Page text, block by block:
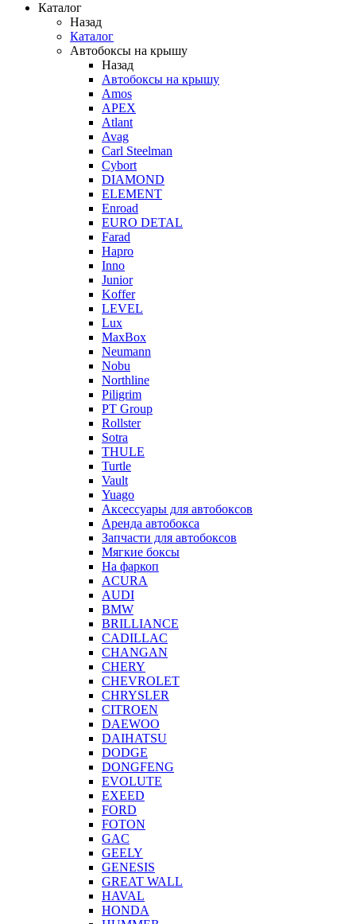
Каталог
Назад
Каталог
Автобоксы на крышу
Назад
Автобоксы на крышу
Amos
APEX
Atlant
Avag
Carl Steelman
Cybort
DIAMOND
ELEMENT
Enroad
EURO DETAL
Farad
Hapro
Inno
Junior
Koffer
LEVEL
Lux
MaxBox
Neumann
Nobu
Northline
Piligrim
PT Group
Rollster
Sotra
THULE
Turtle
Vault
Yuago
Аксессуары для автобоксов
Аренда автобокса
Запчасти для автобоксов
Мягкие боксы
На фаркоп
ACURA
AUDI
BMW
BRILLIANCE
CADILLAC
CHANGAN
CHERY
CHEVROLET
CHRYSLER
CITROEN
DAEWOO
DAIHATSU
DODGE
DONGFENG
EVOLUTE
EXEED
FORD
FOTON
GAC
GEELY
GENESIS
GREAT WALL
HAVAL
HONDA